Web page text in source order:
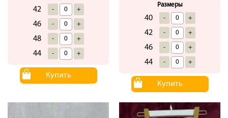
42 - +
46 - +
48 - +
44 - +
Купить
Размеры
40 - +
42 - +
46 - +
44 - +
Купить